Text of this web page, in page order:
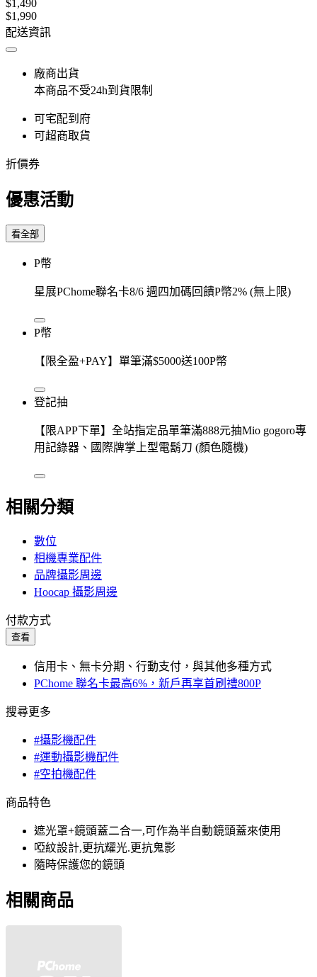
$1,490
$1,990
配送資訊
廠商出貨
本商品不受24h到貨限制
可宅配到府
可超商取貨
折價券
優惠活動
看全部
P幣
星展PChome聯名卡8/6 週四加碼回饋P幣2% (無上限)
P幣
【限全盈+PAY】單筆滿$5000送100P幣
登記抽
【限APP下單】全站指定品單筆滿888元抽Mio gogoro專
用記錄器、國際牌掌上型電鬍刀 (顏色隨機)
相關分類
數位
相機專業配件
品牌攝影周邊
Hoocap 攝影周邊
付款方式
查看
信用卡、無卡分期、行動支付，與其他多種方式
PChome 聯名卡最高6%，新戶再享首刷禮800P
搜尋更多
#攝影機配件
#運動攝影機配件
#空拍機配件
商品特色
遮光罩+鏡頭蓋二合一,可作為半自動鏡頭蓋來使用
啞紋設計,更抗耀光.更抗鬼影
隨時保護您的鏡頭
相關商品